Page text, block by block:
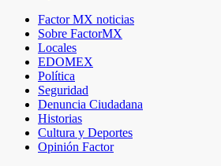
Factor MX noticias
Sobre FactorMX
Locales
EDOMEX
Política
Seguridad
Denuncia Ciudadana
Historias
Cultura y Deportes
Opinión Factor